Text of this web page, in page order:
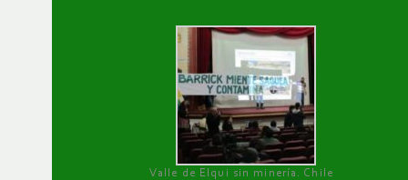
Valle de Elqui sin minería. Chile